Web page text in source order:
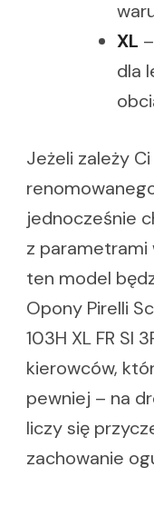
XL
dla
Jeżeli zależy
jednocześnie
z parametrami
ten model
Opony Pirelli
103H XL FR SI
kierowców,
pewniej – na
liczy się
zachowanie